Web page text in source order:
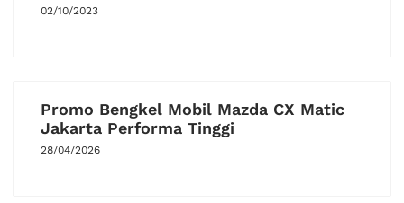
02/10/2023
Promo Bengkel Mobil Mazda CX Matic
Jakarta Performa Tinggi
28/04/2026